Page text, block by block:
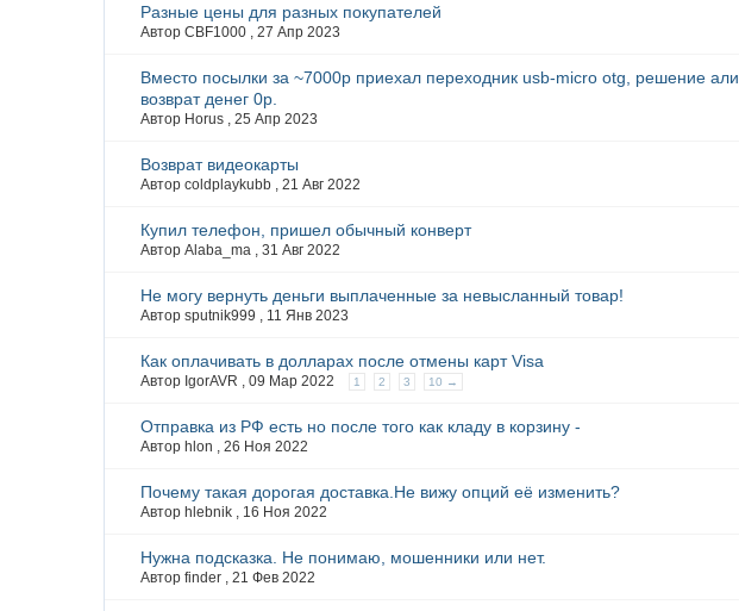
Разные цены для разных покупателей
Автор CBF1000 ,27 Апр 2023
Вместо посылки за ~7000р приехал переходник usb-micro otg, решение али
возврат денег 0р.
Автор Horus ,25 Апр 2023
Возврат видеокарты
Автор coldplaykubb ,21 Авг 2022
Купил телефон, пришел обычный конверт
Автор Alaba_ma ,31 Авг 2022
Не могу вернуть деньги выплаченные за невысланный товар!
Автор sputnik999 , 11 Янв 2023
Как оплачивать в долларах после отмены карт Visa
Автор IgorAVR ,09 Мар 2022 1 2 3 10 →
Отправка из РФ есть но после того как кладу в корзину -
Автор hlon ,26 Ноя 2022
Почему такая дорогая доставка.Не вижу опций её изменить?
Автор hlebnik , 16 Ноя 2022
Нужна подсказка. Не понимаю, мошенники или нет.
Автор finder ,21 Фев 2022